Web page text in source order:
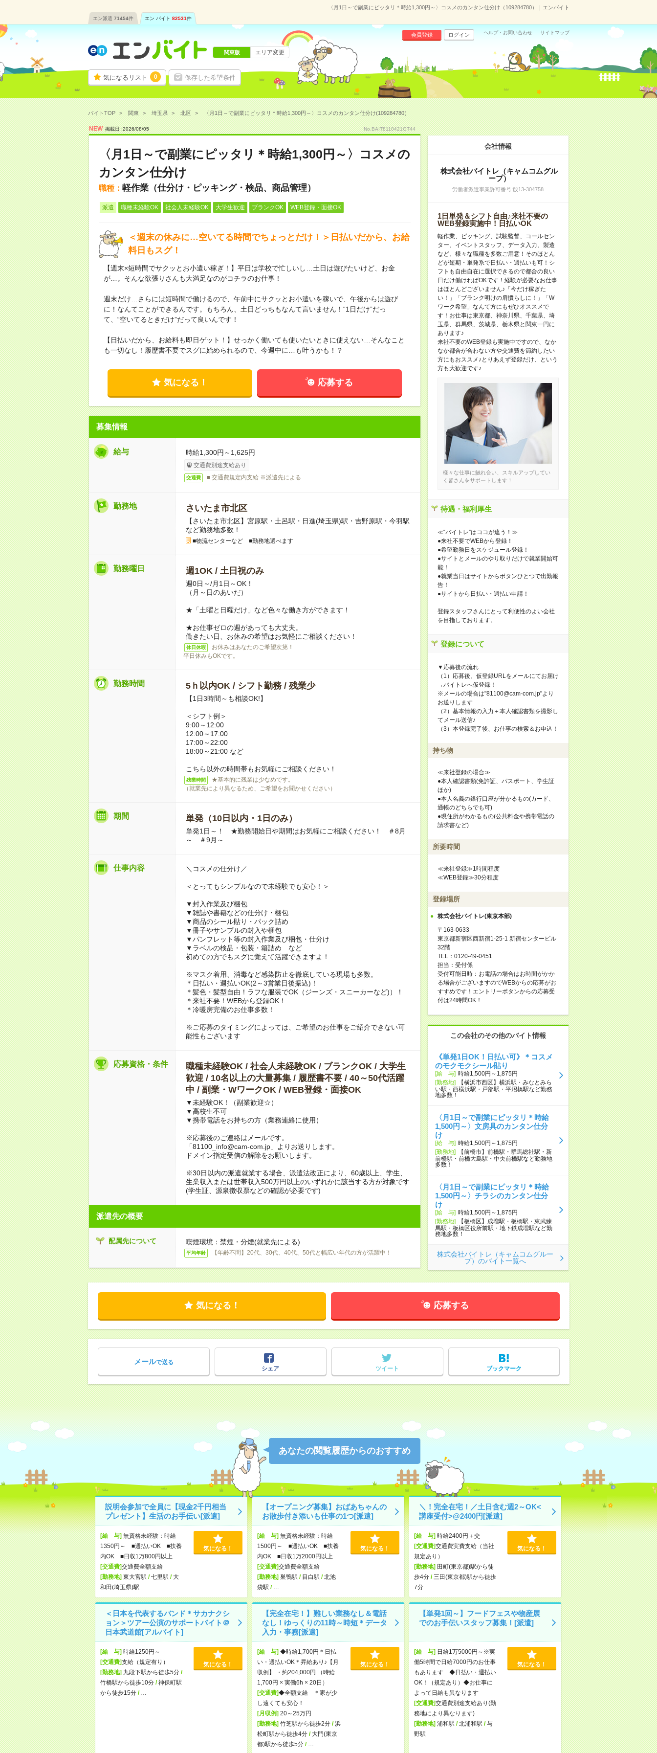
〈月1日～で副業にピッタリ＊時給1,300円～〉コスメのカンタン仕分け（109284780）｜エンバイト
エン派遣 71454件 エン バイト 82531件
気になるリスト 0 保存した希望条件
会員登録 ログイン ヘルプ・お問い合わせ サイトマップ
関東版 エリア変更
バイトTOP 関東 埼玉県 北区 〈月1日～で副業にピッタリ＊時給1,300円～〉コスメのカンタン仕分け(109284780）
NEW 掲載日 :2026/08/05 No.BAIT8110421GT44
〈月1日～で副業にピッタリ＊時給1,300円～〉コスメの
カンタン仕分け
職種： 軽作業（仕分け・ピッキング・検品、商品管理）
派遣 職種未経験OK 社会人未経験OK 大学生歓迎 ブランクOK WEB登録・面接OK
＜週末の休みに…空いてる時間でちょっとだけ！＞日払いだから、お給
料日もスグ！
【週末×短時間でサクッとお小遣い稼ぎ！】平日は学校で忙しいし…土日は遊びたいけど、お金
が…。そんな欲張りさんも大満足なのがコチラのお仕事！
週末だけ…さらには短時間で働けるので、午前中にサクッとお小遣いを稼いで、午後からは遊び
に！なんてことができるんです。もちろん、土日どっちもなんて言いません！“1日だけ”だっ
て、“空いてるときだけ”だって良いんです！
【日払いだから、お給料も即日ゲット！】せっかく働いても使いたいときに使えない…そんなこと
も一切なし！履歴書不要でスグに始められるので、今週中に…も叶うかも！？
気になる！ 応募する
募集情報
給与 時給1,300円～1,625円
交通費別途支給あり
交通費 ■ 交通費規定内支給 ※派遣先による
勤務地 さいたま市北区
【さいたま市北区】宮原駅・土呂駅・日進(埼玉県)駅・吉野原駅・今羽駅
など勤務地多数！
■物流センターなど ■勤務地選べます
勤務曜日 週1OK / 土日祝のみ
週0日～/月1日～OK！
（月～日のあいだ）
★「土曜と日曜だけ」など色々な働き方ができます！
★お仕事ゼロの週があっても大丈夫。
働きたい日、お休みの希望はお気軽にご相談ください！
休日休暇
お休みはあなたのご希望次第！
平日休みもOKです。
勤務時間 5ｈ以内OK / シフト勤務 / 残業少
【1日3時間～も相談OK!】
＜シフト例＞
9:00～12:00
12:00～17:00
17:00～22:00
18:00～21:00 など
こちら以外の時間帯もお気軽にご相談ください！
残業時間
★基本的に残業は少なめです。
（就業先により異なるため、ご希望をお聞かせください）
期間 単発（10日以内・1日のみ）
単発1日～！ ★勤務開始日や期間はお気軽にご相談ください！ ＃8月
～ ＃9月～
仕事内容 ＼コスメの仕分け／
＜とってもシンプルなので未経験でも安心！＞
▼封入作業及び梱包
▼雑誌や書籍などの仕分け・梱包
▼商品のシール貼り・パック詰め
▼冊子やサンプルの封入や梱包
▼パンフレット等の封入作業及び梱包・仕分け
▼ラベルの検品・包装・箱詰め など
初めての方でもスグに覚えて活躍できますよ！
※マスク着用、消毒など感染防止を徹底している現場も多数。
＊日払い・週払いOK(2～3営業日後振込)！
＊髪色・髪型自由！ラフな服装でOK（ジーンズ・スニーカーなど)）！
＊来社不要！WEBから登録OK！
＊冷暖房完備のお仕事多数！
※ご応募のタイミングによっては、ご希望のお仕事をご紹介できない可
能性もございます
応募資格・条件
職種未経験OK / 社会人未経験OK / ブランクOK / 大学生
歓迎 / 10名以上の大量募集 / 履歴書不要 / 40～50代活躍
中 / 副業・WワークOK / WEB登録・面接OK
▼未経験OK！（副業歓迎☆）
▼高校生不可
▼携帯電話をお持ちの方（業務連絡に使用）
※応募後のご連絡はメールです。
「81100_info@cam-com.jp」よりお送りします。
ドメイン指定受信の解除をお願いします。
※30日以内の派遣就業する場合、派遣法改正により、60歳以上、学生、
生業収入または世帯収入500万円以上のいずれかに該当する方が対象です
(学生証、源泉徴収票などの確認が必要です)
派遣先の概要
配属先について 喫煙環境：禁煙・分煙(就業先による)
平均年齢 【年齢不問】20代、30代、40代、50代と幅広い年代の方が活躍中！
会社情報
株式会社バイトレ（キャムコムグル
ープ）
労働者派遣事業許可番号:般13-304758
1日単発＆シフト自由♪来社不要の
WEB登録実施中！日払いOK
軽作業、ピッキング、試験監督、コールセン
ター、イベントスタッフ、データ入力、製造
など、様々な職種を多数ご用意！そのほとん
どが短期・単発系で日払い・週払いも可！シ
フトも自由自在に選択できるので都合の良い
日だけ働ければOKです！経験が必要なお仕事
はほとんどございません♪「今だけ稼ぎた
い！」「ブランク明けの肩慣らしに！」「W
ワーク希望」なんて方にもぜひオススメで
す！お仕事は東京都、神奈川県、千葉県、埼
玉県、群馬県、茨城県、栃木県と関東一円に
あります♪
来社不要のWEB登録も実施中ですので、なか
なか都合が合わない方や交通費を節約したい
方にもおススメ♪とりあえず登録だけ、という
方も大歓迎です♪
様々な仕事に触れ合い、スキルアップしてい
く皆さんをサポートします！
待遇・福利厚生
≪“バイトレ”はココが違う！≫
●来社不要でWEBから登録！
●希望勤務日をスケジュール登録！
●サイトとメールのやり取りだけで就業開始可
能！
●就業当日はサイトからボタンひとつで出勤報
告！
●サイトから日払い・週払い申請！
登録スタッフさんにとって利便性のよい会社
を目指しております。
登録について
▼応募後の流れ
（1）応募後、仮登録URLをメールにてお届け
→バイトレへ仮登録！
※メールの場合は"81100@cam-com.jp"より
お送りします
（2）基本情報の入力＋本人確認書類を撮影し
てメール送信♪
（3）本登録完了後、お仕事の検索＆お申込！
持ち物
≪来社登録の場合≫
●本人確認書類(免許証、パスポート、学生証
ほか)
●本人名義の銀行口座が分かるもの(カード、
通帳のどちらでも可)
●現住所がわかるもの(公共料金や携帯電話の
請求書など)
所要時間
≪来社登録≫1時間程度
≪WEB登録≫30分程度
登録場所
株式会社バイトレ(東京本部)
〒163-0633
東京都新宿区西新宿1-25-1 新宿センタービル
32階
TEL：0120-49-0451
担当：受付係
受付可能日時：お電話の場合はお時間がかか
る場合がございますのでWEBからの応募がお
すすめです！エントリーボタンからの応募受
付は24時間OK！
この会社のその他のバイト情報
《単発1日OK！日払い可》＊コスメ
のモクモクシール貼り
[給 与] 時給1,500円～1,875円
[勤務地]
【横浜市西区】横浜駅・みなとみら
い駅・西横浜駅・戸部駅・平沼橋駅など勤務
地多数！
〈月1日～で副業にピッタリ＊時給
1,500円～〉文房具のカンタン仕分
け
[給 与] 時給1,500円～1,875円
[勤務地]
【前橋市】前橋駅・群馬総社駅・新
前橋駅・前橋大島駅・中央前橋駅など勤務地
多数！
〈月1日～で副業にピッタリ＊時給
1,500円～〉チラシのカンタン仕分
け
[給 与] 時給1,500円～1,875円
[勤務地]
【板橋区】成増駅・板橋駅・東武練
馬駅・板橋区役所前駅・地下鉄成増駅など勤
務地多数！
株式会社バイトレ（キャムコムグルー
プ）のバイト一覧へ
気になる！ 応募する
メールで送る
シェア
ツイート ブックマーク
あなたの閲覧履歴からのおすすめ
説明会参加で全員に【現金2千円相当
プレゼント】生活のお手伝い[派遣]
[給 与]無資格未経験：時給
1350円～ ■週払いOK ■扶養
内OK ■日収1万800円以上
[交通費]交通費全額支給
[勤務地]東大宮駅 /七里駅 / 大
和田(埼玉県)駅
気になる！
【オープニング募集】おばあちゃんの
お散歩付き添いも仕事の1つ[派遣]
[給 与]無資格未経験：時給
1500円～ ■週払いOK ■扶養
内OK ■日収1万2000円以上
[交通費]交通費全額支給
[勤務地]巣鴨駅 / 目白駅 /北池
袋駅 /
気になる！
＼！完全在宅！／土日含む週2～OK<
講座受付>@2400円[派遣]
[給 与]時給2400円＋交
[交通費]交通費実費支給（当社
規定あり）
[勤務地]田町(東京都)駅から徒
歩4分/ 三田(東京都)駅から徒歩
7分
気になる！
＜日本を代表するバンド＊サカナクシ
ョン＞ツアー公演のサポートバイト＠
日本武道館[アルバイト]
[給 与]時給1250円～
[交通費]支給（規定有り）
[勤務地]九段下駅から徒歩5分/
竹橋駅から徒歩10分/神保町駅
から徒歩15分/
気になる！
【完全在宅！】難しい業務なし＆電話
なし！ゆっくりの11時～時短＊データ
入力・事務[派遣]
[給 与]◆時給1,700円＊日払
い・週払いOK＊昇給あり♪【月
収例】 ・約204,000円 （時給
1,700円 × 実働6h × 20日）
[交通費]◆全額支給 ＊家が少
し遠くても安心！
[月収例]20～25万円
[勤務地]竹芝駅から徒歩2分/浜
松町駅から徒歩4分/ 大門(東京
都)駅から徒歩5分/
気になる！
【単発1回～】フードフェスや物産展
でのお手伝いスタッフ募集！[派遣]
[給 与]日給1万5000円～※実
働5時間で日給7000円のお仕事
もあります ◆日払い・週払い
OK！（規定あり）◆お仕事に
よって日給も異なります
[交通費]交通費別途支給あり(勤
務地により異なります)
[勤務地]浦和駅 /北浦和駅 /与
野駅
気になる！